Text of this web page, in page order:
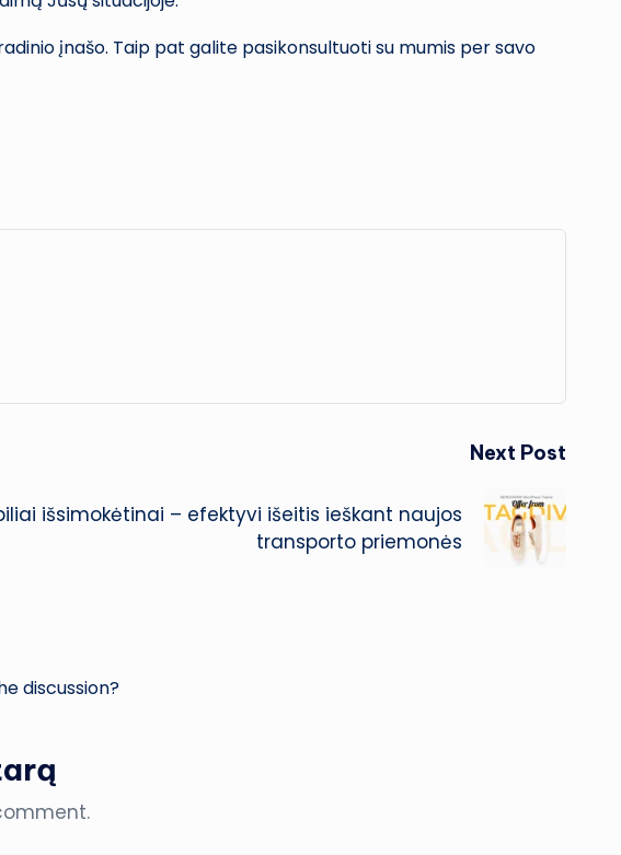
įnašo. Taip pat galite pasikonsultuoti su mumis per savo
Next Post
išsimokėtinai – efektyvi išeitis ieškant naujos
transporto priemonės
discussion?